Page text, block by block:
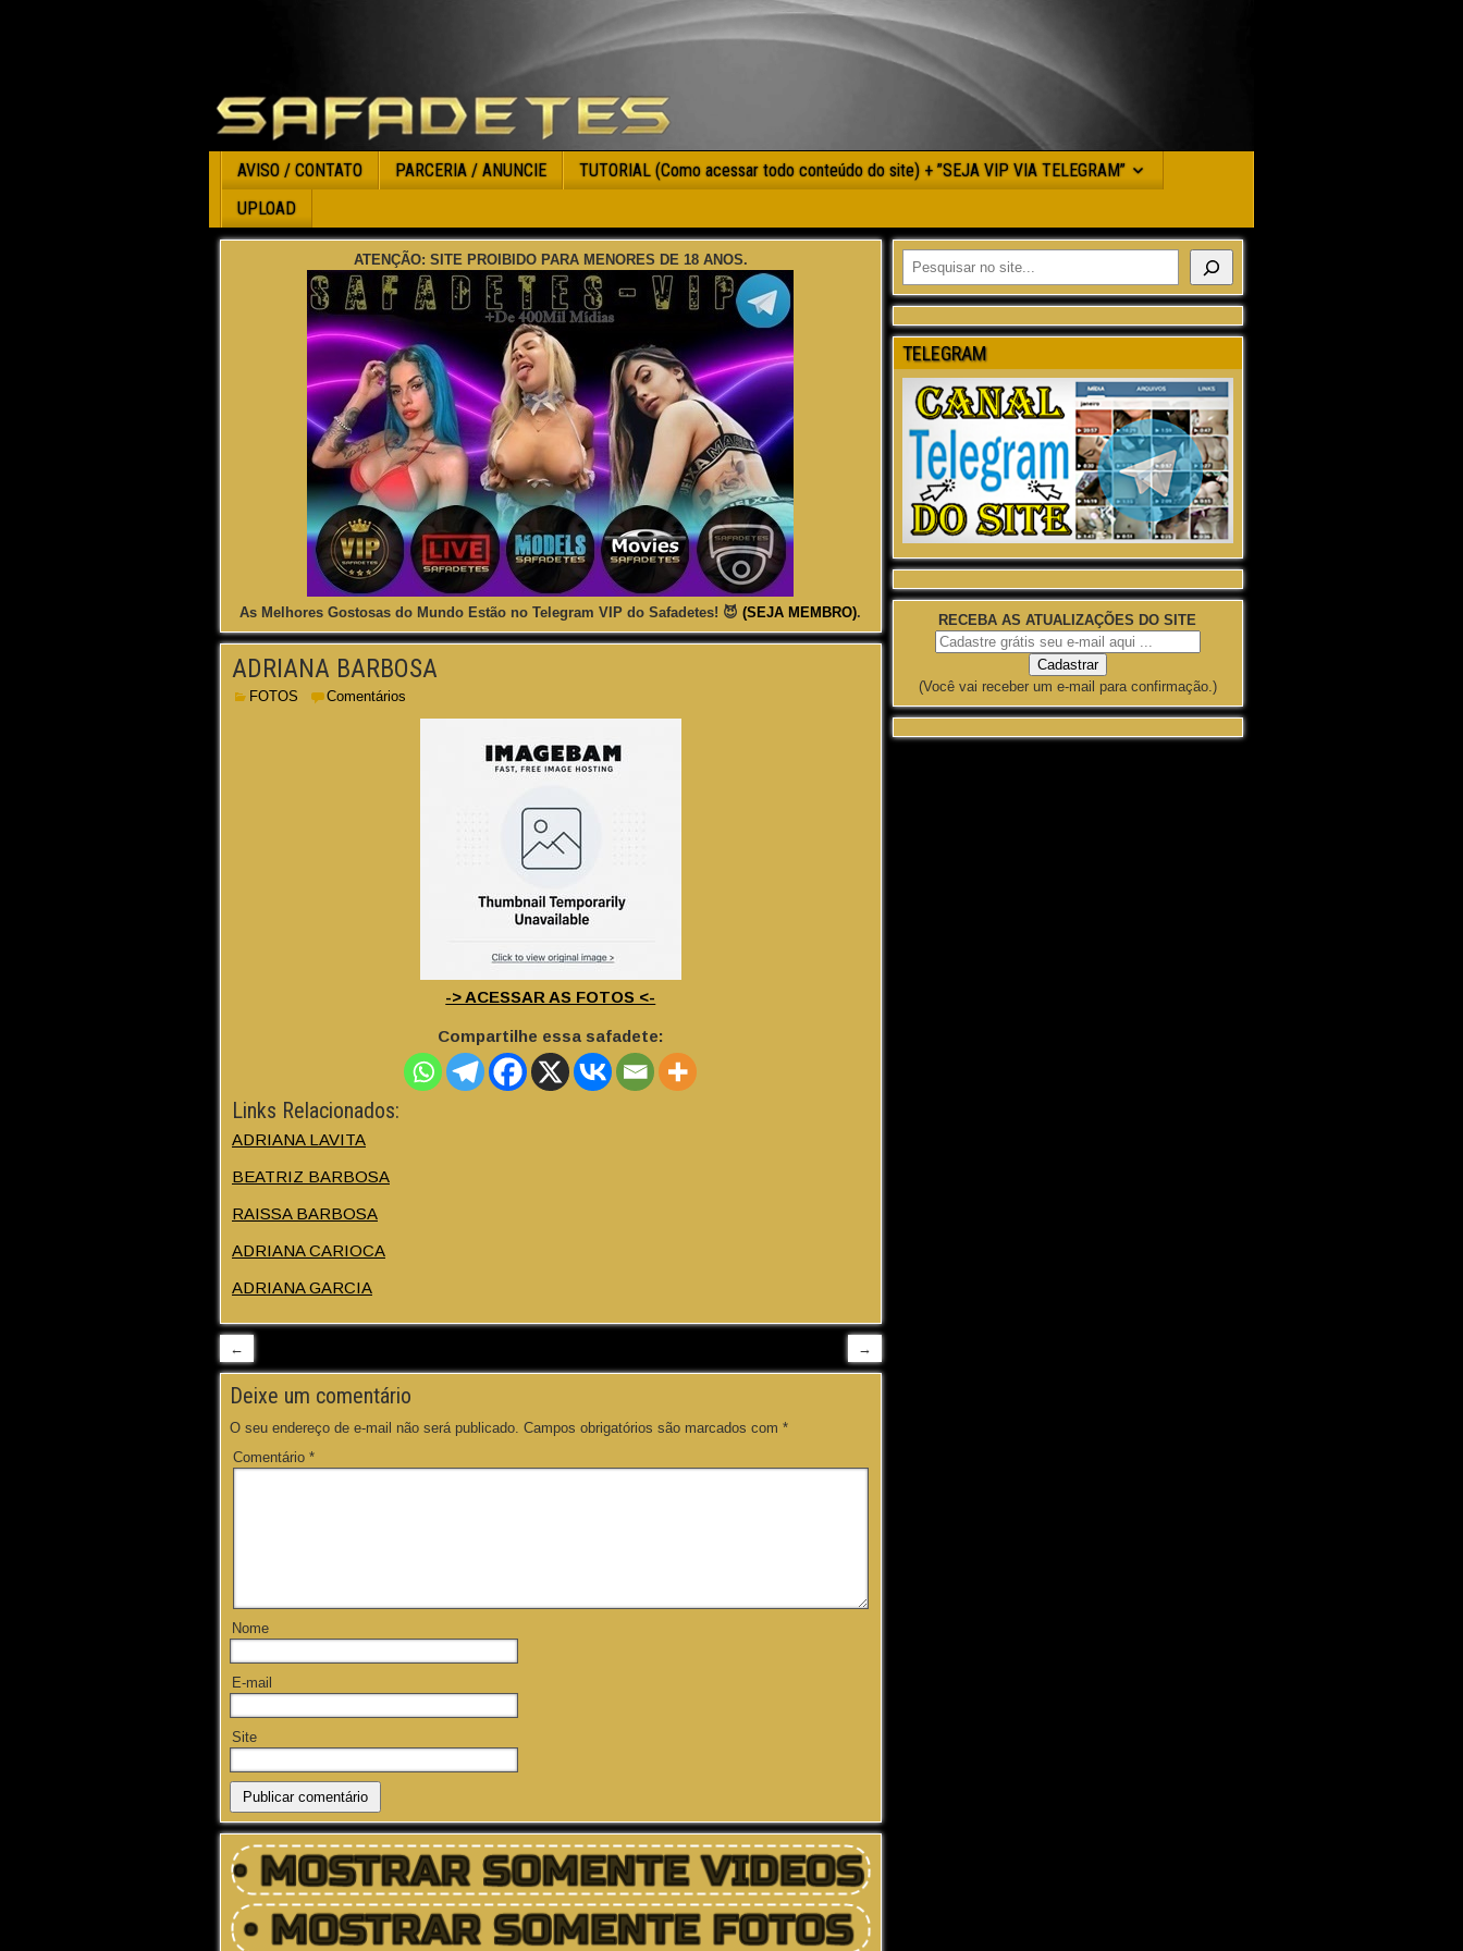
AVISO / CONTATO PARCERIA / ANUNCIE
TUTORIAL (Como acessar todo conteúdo do site) + ”SEJA VIP VIA TELEGRAM”
UPLOAD
ATENÇÃO: SITE PROIBIDO PARA MENORES DE 18 ANOS.
As Melhores Gostosas do Mundo Estão no Telegram VIP do Safadetes! 😈(SEJA MEMBRO).
ADRIANA BARBOSA
FOTOS Comentários
-> ACESSAR AS FOTOS <-
Compartilhe essa safadete:
Links Relacionados:
ADRIANA LAVITA
BEATRIZ BARBOSA
RAISSA BARBOSA
ADRIANA CARIOCA
ADRIANA GARCIA
← →
Deixe um comentário
O seu endereço de e-mail não será publicado. Campos obrigatórios são marcados com *
Comentário *
Nome
E-mail
Site
TELEGRAM
RECEBA AS ATUALIZAÇÕES DO SITE
(Você vai receber um e-mail para confirmação.)